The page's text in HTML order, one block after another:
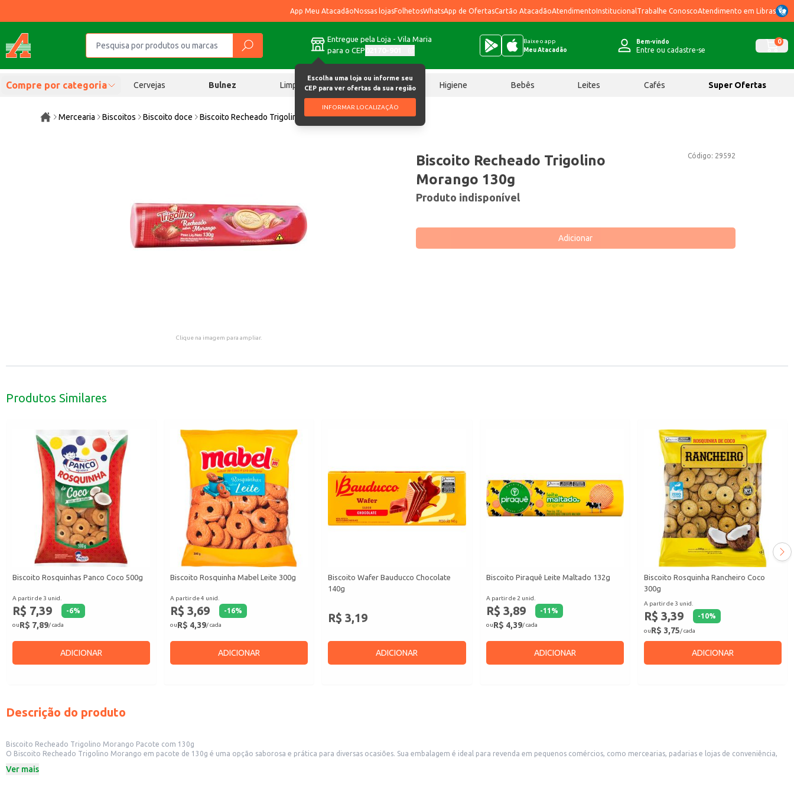
App Meu AtacadãoNossas lojasFolhetosWhatsApp de OfertasCartão AtacadãoAtendimentoInstitucional Trabalhe ConoscoAtendimento em Libras
Entregue pela Loja - Vila Maria
para o CEP
Escolha uma loja ou informe seu
CEP para ver ofertas da sua região
INFORMAR LOCALIZAÇÃO
Baixe o app
Meu Atacadão
Bem-vindo
Entre ou cadastre-se
0
Compre por categoria Cervejas Bulnez Limpeza Chocolates Higiene Bebês Leites Cafés Super Ofertas
Mercearia Biscoitos Biscoito doce Biscoito Recheado Trigolino Morango 130g
Clique na imagem para ampliar.
Código: 29592
Biscoito Recheado Trigolino
Morango 130g
Produto indisponível
Adicionar
Produtos Similares
Biscoito Rosquinhas Panco Coco 500g
A partir de 3 unid.
R$ 7,39 -6%
ouR$ 7,89/ cada
ADICIONAR
Biscoito Rosquinha Mabel Leite 300g
A partir de 4 unid.
R$ 3,69 -16%
ouR$ 4,39/ cada
ADICIONAR
Biscoito Wafer Bauducco Chocolate
140g
R$ 3,19
ADICIONAR
Biscoito Piraquê Leite Maltado 132g
A partir de 2 unid.
R$ 3,89 -11 %
ouR$ 4,39/ cada
ADICIONAR
Biscoito Rosquinha Rancheiro Coco
300g
A partir de 3 unid.
R$ 3,39 -10%
ouR$ 3,75/ cada
ADICIONAR
Descrição do produto
Biscoito Recheado Trigolino Morango Pacote com 130g
O Biscoito Recheado Trigolino Morango em pacote de 130g é uma opção saborosa e prática para diversas ocasiões. Sua embalagem é ideal para revenda em pequenos comércios, como mercearias, padarias e lojas de conveniência,
Dicas de Uso:
Ver mais